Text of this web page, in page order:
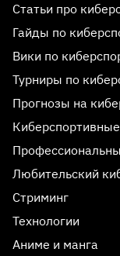
Статьи про
Гайды по
Вики по
Турниры по
Прогнозы на
Любительский
Стриминг
Технологии
Аниме и манга